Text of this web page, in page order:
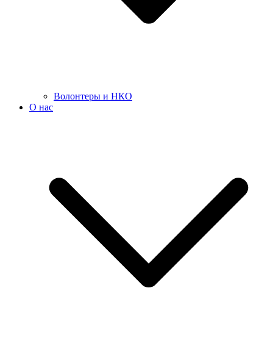
Волонтеры и НКО
О нас